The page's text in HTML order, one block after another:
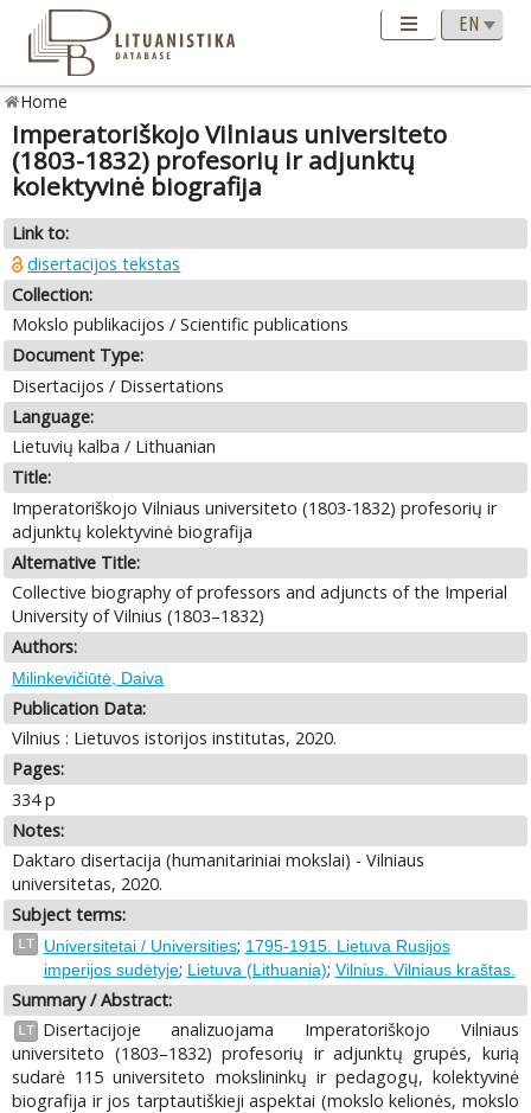
Home
Imperatoriškojo Vilniaus universiteto
(1803-1832) profesorių ir adjunktų
kolektyvinė biografija
Link to:
disertacijos tekstas
Collection:
Mokslo publikacijos / Scientific publications
Document Type:
Disertacijos / Dissertations
Language:
Lietuvių kalba / Lithuanian
Title:
Imperatoriškojo Vilniaus universiteto (1803-1832) profesorių ir
adjunktų kolektyvinė biografija
Alternative Title:
Collective biography of professors and adjuncts of the Imperial
University of Vilnius (1803–1832)
Authors:
Milinkevičiūtė, Daiva
Publication Data:
Vilnius : Lietuvos istorijos institutas, 2020.
Pages:
334 p
Notes:
Daktaro disertacija (humanitariniai mokslai) - Vilniaus
universitetas, 2020.
Subject terms:
LT Universitetai / Universities; 1795-1915. Lietuva Rusijos
imperijos sudėtyje; Lietuva (Lithuania); Vilnius. Vilniaus kraštas.
Summary / Abstract:
LT
Disertacijoje analizuojama Imperatoriškojo Vilniaus
universiteto (1803–1832) profesorių ir adjunktų grupės, kurią
sudarė 115 universiteto mokslininkų ir pedagogų, kolektyvinė
biografija ir jos tarptautiškieji aspektai (mokslo kelionės, mokslo